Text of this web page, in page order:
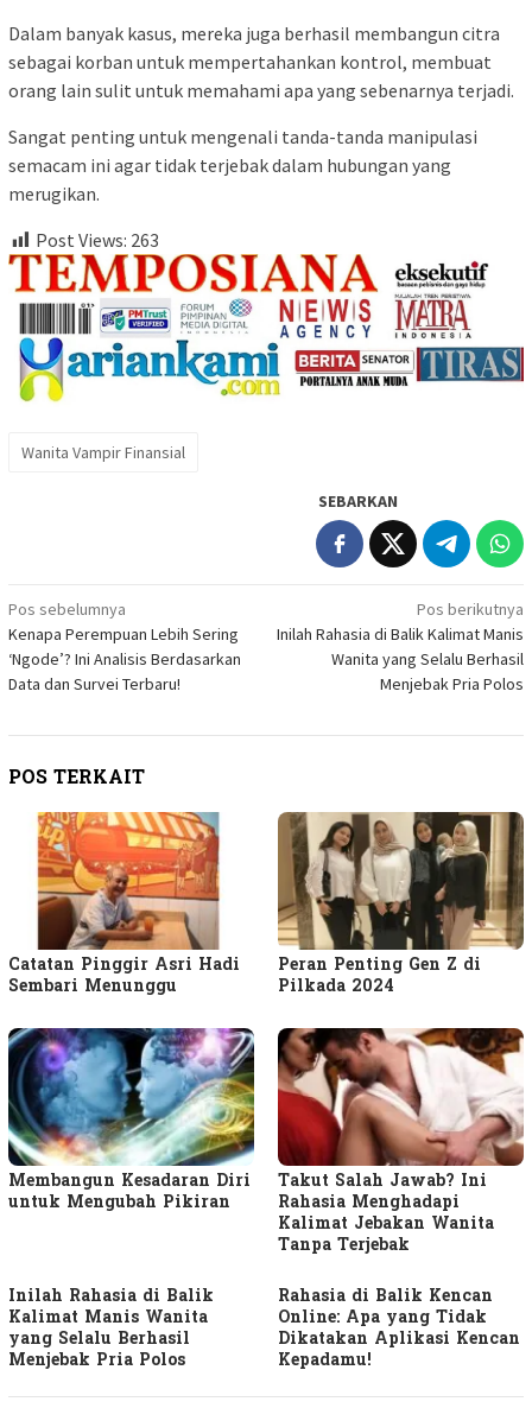
Dalam banyak kasus, mereka juga berhasil membangun citra
sebagai korban untuk mempertahankan kontrol, membuat
orang lain sulit untuk memahami apa yang sebenarnya terjadi.
Sangat penting untuk mengenali tanda-tanda manipulasi
semacam ini agar tidak terjebak dalam hubungan yang
merugikan.
Post Views: 263
Wanita Vampir Finansial
SEBARKAN
Navigasi
pos
Pos sebelumnya
Kenapa Perempuan Lebih Sering
‘Ngode’? Ini Analisis Berdasarkan
Data dan Survei Terbaru!
Pos berikutnya
Inilah Rahasia di Balik Kalimat Manis
Wanita yang Selalu Berhasil
Menjebak Pria Polos
POS TERKAIT
Catatan Pinggir Asri Hadi
Sembari Menunggu
Peran Penting Gen Z di
Pilkada 2024
Membangun Kesadaran Diri
untuk Mengubah Pikiran
Takut Salah Jawab? Ini
Rahasia Menghadapi
Kalimat Jebakan Wanita
Tanpa Terjebak
Inilah Rahasia di Balik
Kalimat Manis Wanita
yang Selalu Berhasil
Menjebak Pria Polos
Rahasia di Balik Kencan
Online: Apa yang Tidak
Dikatakan Aplikasi Kencan
Kepadamu!